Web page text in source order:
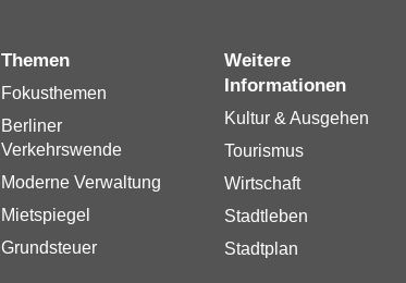
Themen
Fokusthemen
Berliner
Verkehrswende
Moderne Verwaltung
Mietspiegel
Grundsteuer
Weitere
Informationen
Kultur & Ausgehen
Tourismus
Wirtschaft
Stadtleben
Stadtplan